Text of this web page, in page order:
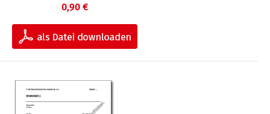
0,90 €